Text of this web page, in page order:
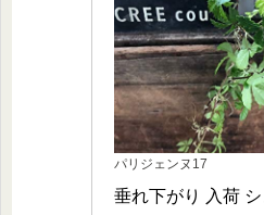
パリジェンヌ17
垂れ下がり 入荷